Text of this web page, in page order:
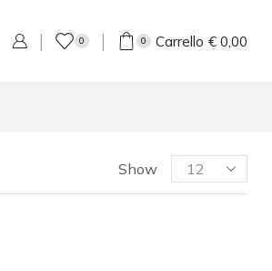
0 0 Carrello € 0,00
Show